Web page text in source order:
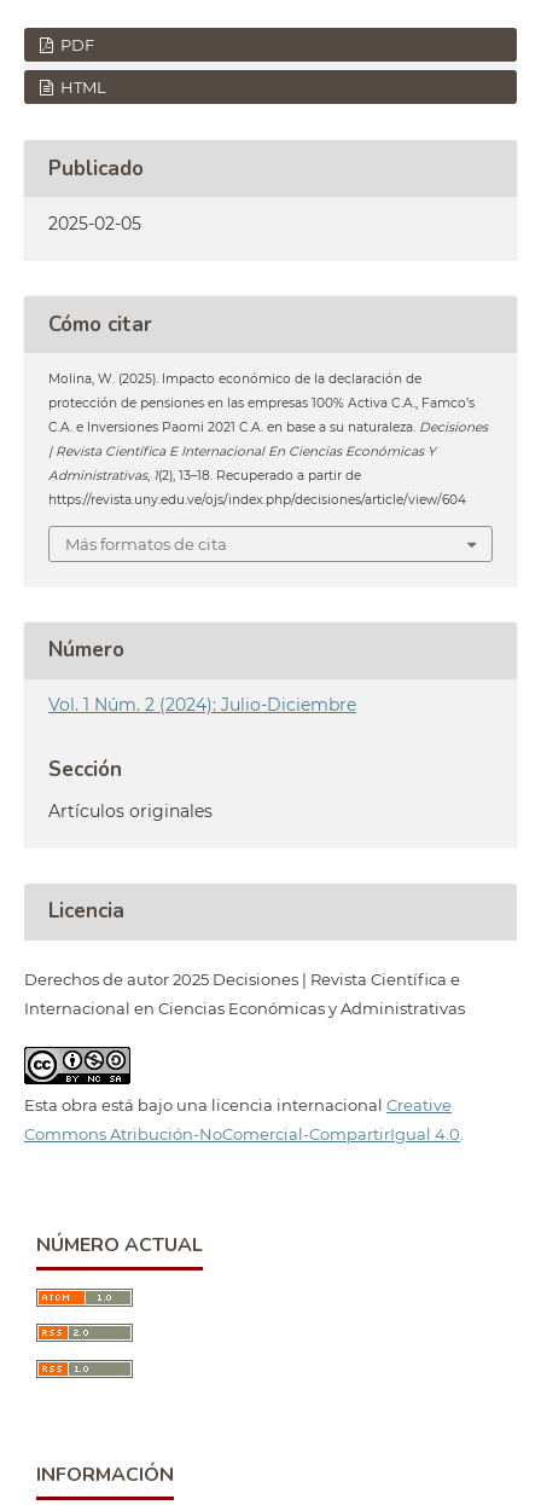
PDF
HTML
Publicado
2025-02-05
Cómo citar
Molina, W. (2025). Impacto económico de la declaración de
protección de pensiones en las empresas 100% Activa C.A., Famco’s
C.A. e Inversiones Paomi 2021 C.A. en base a su naturaleza. Decisiones
| Revista Científica E Internacional En Ciencias Económicas Y
Administrativas, 1(2), 13–18. Recuperado a partir de
https://revista.uny.edu.ve/ojs/index.php/decisiones/article/view/604
Más formatos de cita
Número
Vol. 1 Núm. 2 (2024): Julio-Diciembre
Sección
Artículos originales
Licencia
Derechos de autor 2025 Decisiones | Revista Científica e
Internacional en Ciencias Económicas y Administrativas
Esta obra está bajo una licencia internacional Creative
Commons Atribución-NoComercial-CompartirIgual 4.0
NÚMERO ACTUAL
INFORMACIÓN